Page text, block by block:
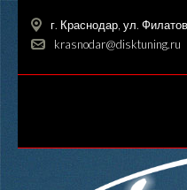
г. Краснодар, ул.
krasnodar@disktuning.ru